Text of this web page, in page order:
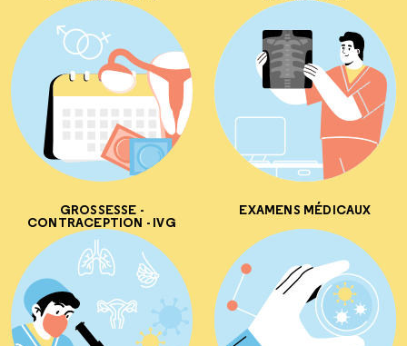
GROSSESSE -
CONTRACEPTION - IVG
EXAMENS MÉDICAUX